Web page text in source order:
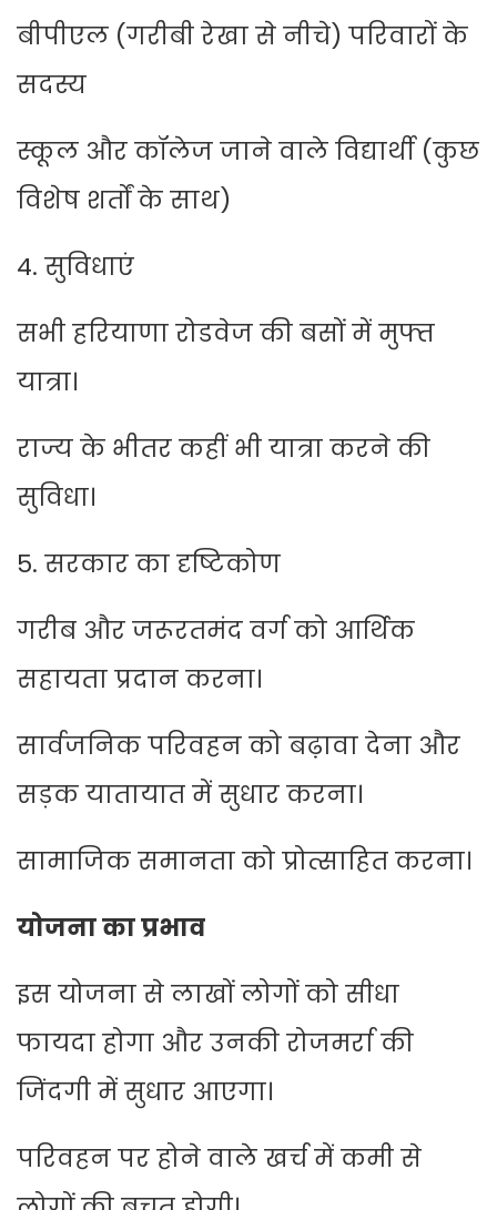
बीपीएल (गरीबी रेखा से नीचे) परिवारों के
सदस्य
स्कूल और कॉलेज जाने वाले विद्यार्थी (कुछ
विशेष शर्तों के साथ)
4. सुविधाएं
सभी हरियाणा रोडवेज की बसों में मुफ्त
यात्रा।
राज्य के भीतर कहीं भी यात्रा करने की
सुविधा।
5. सरकार का दृष्टिकोण
गरीब और जरूरतमंद वर्ग को आर्थिक
सहायता प्रदान करना।
सार्वजनिक परिवहन को बढ़ावा देना और
सड़क यातायात में सुधार करना।
सामाजिक समानता को प्रोत्साहित करना।
योजना का प्रभाव
इस योजना से लाखों लोगों को सीधा
फायदा होगा और उनकी रोजमर्रा की
जिंदगी में सुधार आएगा।
परिवहन पर होने वाले खर्च में कमी से